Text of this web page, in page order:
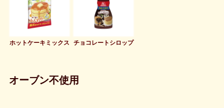
ホットケーキミックス チョコレートシロップ
オーブン不使用